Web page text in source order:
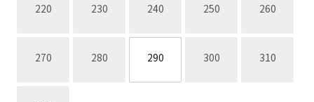
220재고없음 230재고없음 240재고없음 250재고없음 260재고없음
270재고없음 280재고없음 290 300재고없음 310재고없음